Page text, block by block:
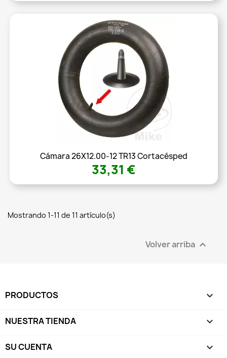
Cámara 26X12.00-12 TR13 Cortacésped
33,31 €
Mostrando 1-11 de 11 artículo(s)
Volver arriba 
PRODUCTOS 
NUESTRA TIENDA 
SU CUENTA 